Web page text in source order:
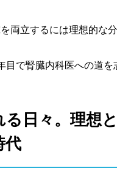
両立するには理想的な
目で腎臓内科医への道を
る日々。理想
代